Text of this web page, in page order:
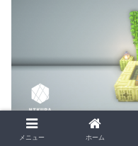
メニュー ホーム